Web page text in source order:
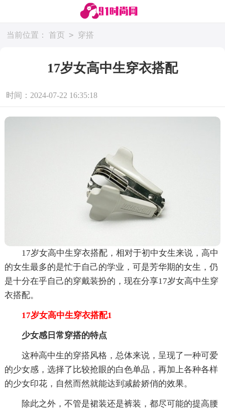
当前位置： 首页 > 穿搭
17岁女高中生穿衣搭配
时间：2024-07-22 16:35:18
17岁女高中生穿衣搭配，相对于初中女生来说，高中
的女生最多的是忙于自己的学业，可是芳华期的女生，仍
是十分在乎自己的穿戴装扮的，现在分享17岁女高中生穿
衣搭配。
17岁女高中生穿衣搭配1
少女感日常穿搭的特点
这种高中生的穿搭风格，总体来说，呈现了一种可爱
的少女感，选择了比较抢眼的白色单品，再加上各种各样
的少女印花，自然而然就能达到减龄娇俏的效果。
除此之外，不管是裙装还是裤装，都尽可能的提高腰